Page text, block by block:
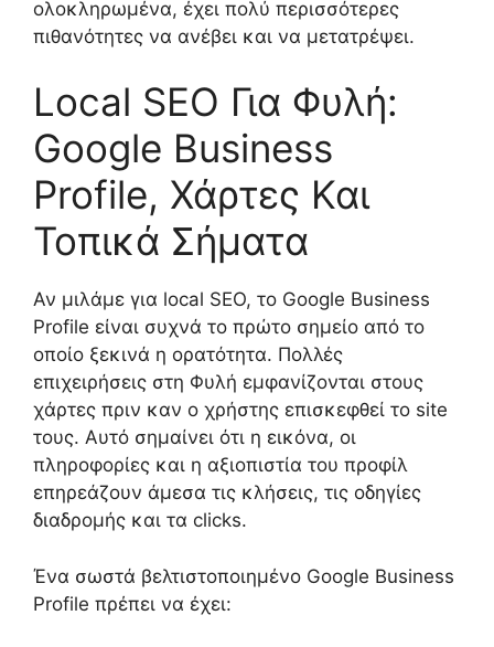
ολοκληρωμένα, έχει πολύ περισσότερες
πιθανότητες να ανέβει και να μετατρέψει.
Local SEO Για Φυλή:
Google Business
Profile, Χάρτες Και
Τοπικά Σήματα
Αν μιλάμε για local SEO, το Google Business
Profile είναι συχνά το πρώτο σημείο από το
οποίο ξεκινά η ορατότητα. Πολλές
επιχειρήσεις στη Φυλή εμφανίζονται στους
χάρτες πριν καν ο χρήστης επισκεφθεί το site
τους. Αυτό σημαίνει ότι η εικόνα, οι
πληροφορίες και η αξιοπιστία του προφίλ
επηρεάζουν άμεσα τις κλήσεις, τις οδηγίες
διαδρομής και τα clicks.
Ένα σωστά βελτιστοποιημένο Google Business
Profile πρέπει να έχει: